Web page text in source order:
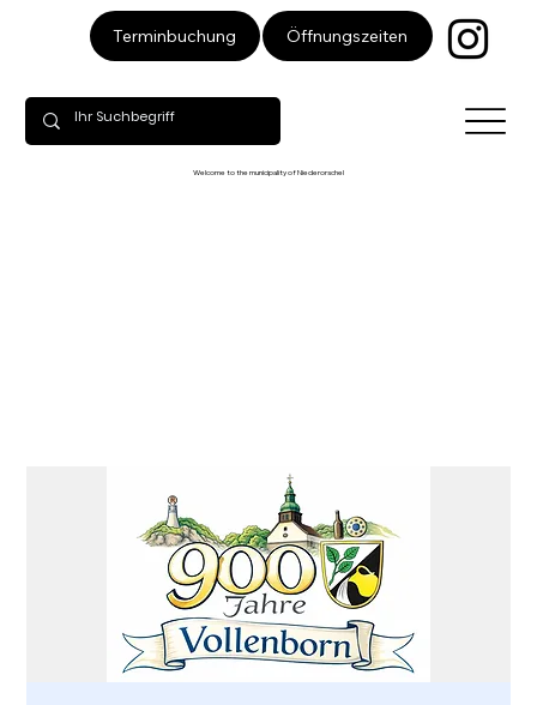
Terminbuchung Öffnungszeiten
Welcome to the municipality of Niederorschel